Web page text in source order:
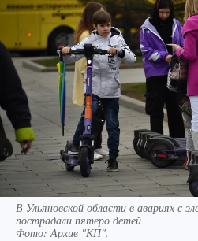
В Ульяновской области в авариях с
пострадали пятеро детей
Фото: Архив "КП".